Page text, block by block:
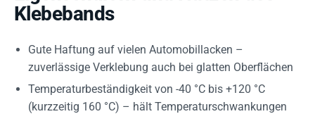
Klebebands
Gute Haftung auf vielen Automobillacken –
zuverlässige Verklebung auch bei glatten Oberflächen
Temperaturbeständigkeit von -40 °C bis +120 °C
(kurzzeitig 160 °C) – hält Temperaturschwankungen